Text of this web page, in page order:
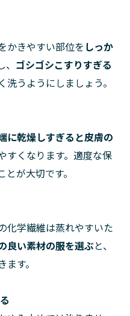
かきやすい部位を しっか
ゴシゴシこすりすぎる
洗うようにしましょう。
に乾燥しすぎると皮膚の
すくなります。適度な保
が大切です。
化学繊維は蒸れやすいた
良い素材の服を選ぶと、
す。